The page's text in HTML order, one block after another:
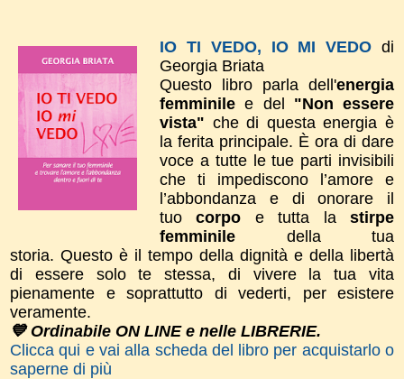
IO TI VEDO, IO MI VEDO di
Georgia Briata
Questo libro parla dell'energia
femminilee del "Non essere
vista" che di questa energia è
la ferita principale. È ora di dare
voce a tutte le tue parti invisibili
che ti impediscono l’amore e
l’abbondanza e di onorare il
tuocorpo e tutta lastirpe
femminile della tua
storia. Questo è il tempo della dignità e della libertà
di essere solo te stessa, di vivere la tua vita
pienamente e soprattutto di vederti, per esistere
veramente.
💙 Ordinabile ON LINE e nelle LIBRERIE.
Clicca qui e vai alla scheda del libro per acquistarlo o
saperne di più